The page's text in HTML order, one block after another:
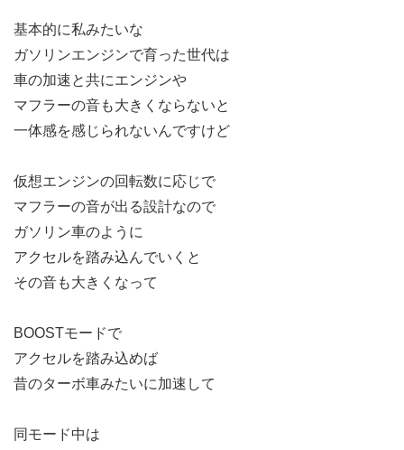
基本的に私みたいな
ガソリンエンジンで育った世代は
車の加速と共にエンジンや
マフラーの音も大きくならないと
一体感を感じられないんですけど
仮想エンジンの回転数に応じで
マフラーの音が出る設計なので
ガソリン車のように
アクセルを踏み込んでいくと
その音も大きくなって
BOOSTモードで
アクセルを踏み込めば
昔のターボ車みたいに加速して
同モード中は